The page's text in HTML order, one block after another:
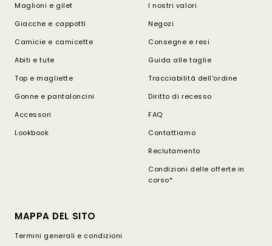
Maglioni e gilet
Giacche e cappotti
Camicie e camicette
Abiti e tute
Top e magliette
Gonne e pantaloncini
Accessori
Lookbook
I nostri valori
Negozi
Consegne e resi
Guida alle taglie
Tracciabilità dell'ordine
Diritto di recesso
FAQ
Contattiamo
Reclutamento
Condizioni delle offerte in
corso*
MAPPA DEL SITO
Termini generali e condizioni